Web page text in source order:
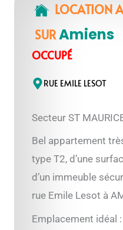
LOCATION
SURAmiens
OCCUPÉ
RUE EMILE LESOT
Secteur ST
Bel appartement
type T2, d’une
d’un immeuble
rue Emile Lesot à
Emplacement idéal